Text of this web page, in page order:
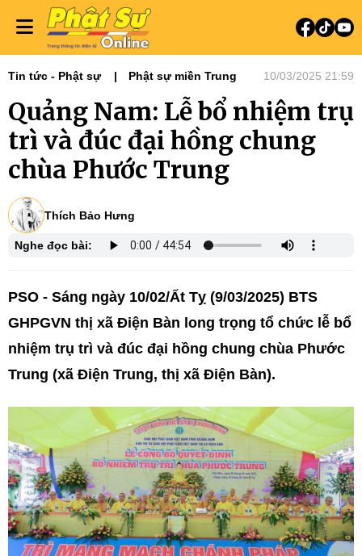
Tin tức - Phật sự Phật sự miền Trung 10/03/2025 21:59
Quảng Nam: Lễ bổ nhiệm trụ
trì và đúc đại hồng chung
chùa Phước Trung
Thích Bảo Hưng
Nghe đọc bài:
PSO - Sáng ngày 10/02/Ất Tỵ (9/03/2025) BTS
GHPGVN thị xã Điện Bàn long trọng tổ chức lễ bổ
nhiệm trụ trì và đúc đại hồng chung chùa Phước
Trung (xã Điện Trung, thị xã Điện Bàn).